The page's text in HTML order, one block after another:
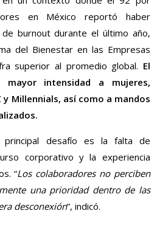
en México reportó haber
burnout durante el último año,
del Bienestar en las Empresas
superior al promedio global. El
intensidad a mujeres,
y Millennials, así como a mandos
desafío es la falta de
corporativo y la experiencia
“Los colaboradores no perciben
una prioridad dentro de las
desconexión”, indicó.